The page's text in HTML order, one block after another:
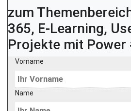
zum
365, E-Learning,
Projekte mit Power
Vorname
Name